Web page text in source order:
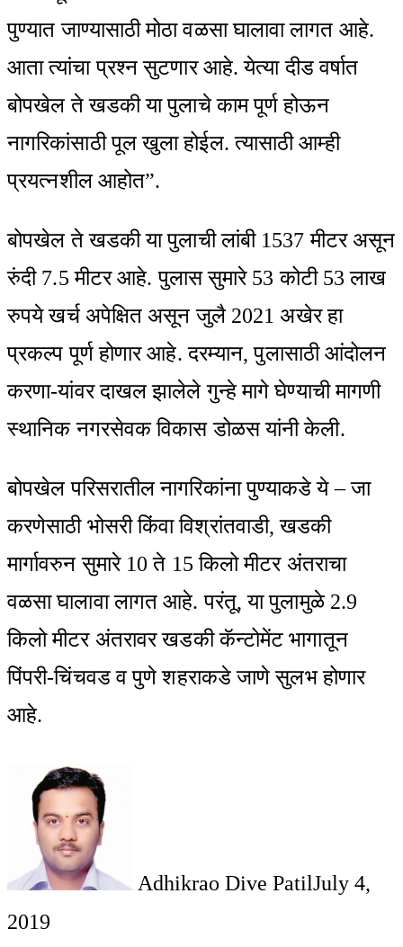
पुण्यात जाण्यासाठी मोठा वळसा घालावा लागत आहे.
आता त्यांचा प्रश्न सुटणार आहे. येत्या दीड वर्षात
बोपखेल ते खडकी या पुलाचे काम पूर्ण होऊन
नागरिकांसाठी पूल खुला होईल. त्यासाठी आम्ही
प्रयत्नशील आहोत”.
बोपखेल ते खडकी या पुलाची लांबी 1537 मीटर असून
रुंदी 7.5 मीटर आहे. पुलास सुमारे 53 कोटी 53 लाख
रुपये खर्च अपेक्षित असून जुलै 2021 अखेर हा
प्रकल्प पूर्ण होणार आहे. दरम्यान, पुलासाठी आंदोलन
करणा-यांवर दाखल झालेले गुन्हे मागे घेण्याची मागणी
स्थानिक नगरसेवक विकास डोळस यांनी केली.
बोपखेल परिसरातील नागरिकांना पुण्याकडे ये – जा
करणेसाठी भोसरी किंवा विश्रांतवाडी, खडकी
मार्गावरुन सुमारे 10 ते 15 किलो मीटर अंतराचा
वळसा घालावा लागत आहे. परंतू, या पुलामुळे 2.9
किलो मीटर अंतरावर खडकी कॅन्टोमेंट भागातून
पिंपरी-चिंचवड व पुणे शहराकडे जाणे सुलभ होणार
आहे.
Adhikrao Dive PatilJuly 4,
2019